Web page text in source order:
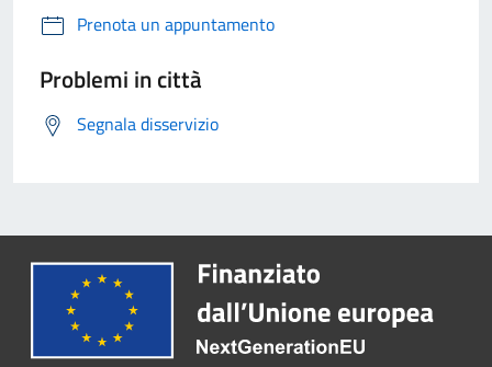
Prenota un appuntamento
Problemi in città
Segnala disservizio